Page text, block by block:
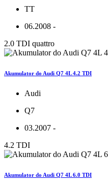
TT
06.2008 -
2.0 TDI quattro
Akumulator do Audi Q7 4L 4.2 TDI
Audi
Q7
03.2007 -
4.2 TDI
Akumulator do Audi Q7 4L 6.0 TDI